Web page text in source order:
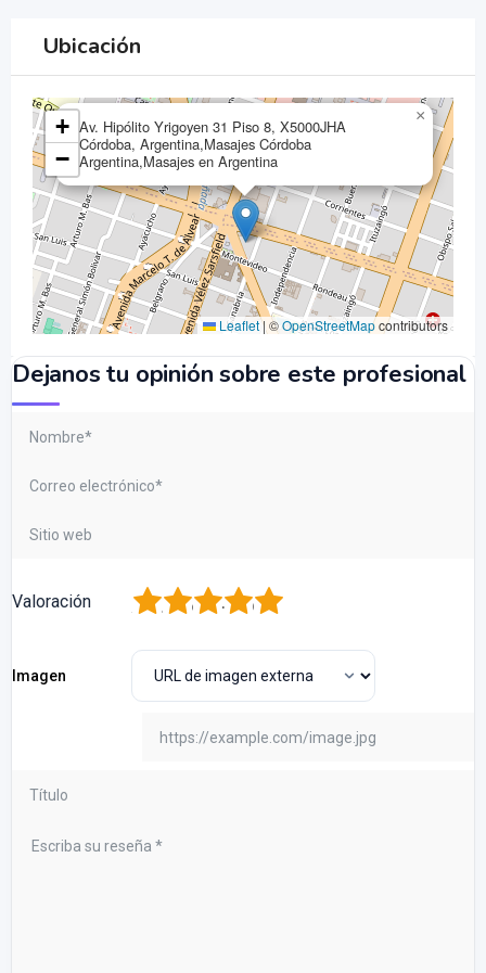
Ubicación
Av. Hipólito Yrigoyen 31 Piso 8, X5000JHA
Córdoba, Argentina,Masajes Córdoba
Argentina,Masajes en Argentina
×
+
−
Leaflet| ©OpenStreetMapcontributors
Dejanos tu opinión sobre este profesional
Valoración 5
4
3
2
Imagen